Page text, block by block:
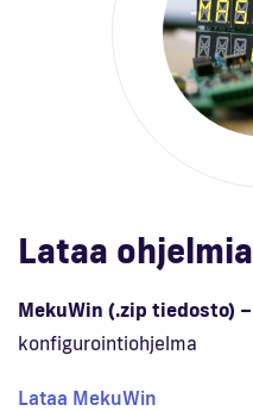
Lataa ohjelmia
MekuWin (.zip tiedosto) –
konfigurointiohjelma
Lataa MekuWin